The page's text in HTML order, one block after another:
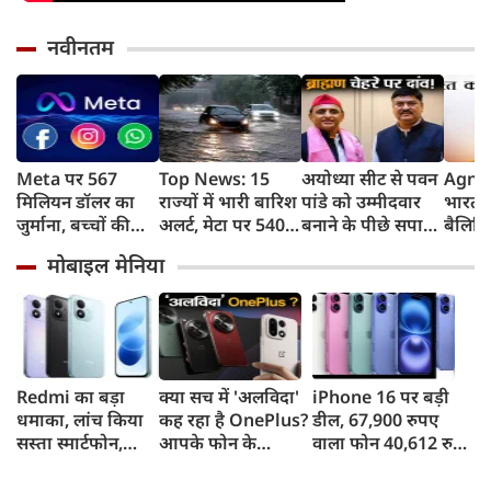
नवीनतम
Meta पर 567
मिलियन डॉलर का
जुर्माना, बच्चों की
कोर्ट का बड़ा फैसला
Top News: 15
राज्यों में भारी बारिश
अलर्ट, मेटा पर 5400
Gen-Z पर क्या बोले
मोहन भागवत
अयोध्या सीट से पवन
पांडे को उम्मीदवार
बनाने के पीछे सपा
Agni
भारत
तक
मोबाइल मेनिया
Redmi का बड़ा
धमाका, लांच किया
सस्ता स्मार्टफोन,
क्या सच में 'अलविदा'
कह रहा है OnePlus?
आपके फोन के
iPhone 16 पर बड़ी
डील, 67,900 रुपए
वाला फोन 40,612 रुपए